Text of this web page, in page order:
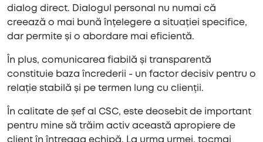
dialog direct. Dialogul personal nu numai că
creează o mai bună înțelegere a situației specifice,
dar permite și o abordare mai eficientă.
În plus, comunicarea fiabilă și transparentă
constituie baza încrederii - un factor decisiv pentru o
relație stabilă și pe termen lung cu clienții.
În calitate de șef al CSC, este deosebit de important
pentru mine să trăim activ această apropiere de
client în întreaga echipă. La urma urmei, tocmai